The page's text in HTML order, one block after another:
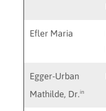
Efler Maria
Egger-Urban
Mathilde, Dr.in